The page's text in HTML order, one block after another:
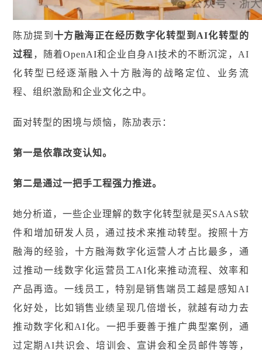
陈劢提到十方融海正在经历数字化转型到AI化转型的
过程 ，随着OpenAI和企业自身AI技术的不断沉淀，AI
化转型已经逐渐融入十方融海的战略定位、业务流
程、组织激励和企业文化之中。
面对转型的困境与烦恼，陈劢表示：
第一是依靠改变认知。
第二是通过一把手工程强力推进。
她分析道，一些企业理解的数字化转型就是买SAAS软
件和增加研发人员，通过技术来推动转型。按照十方
融海的经验，十方融海数字化运营人才占比最多，通
过推动一线数字化运营员工AI化来推动流程、效率和
产品再造。一线员工，特别是销售端员工越是感知AI
化好处，比如销售业绩呈现几倍增长，就越有动力去
推动数字化和AI化。一把手要善于推广典型案例，通
过定期AI共识会、培训会、宣讲会和全员邮件等等，